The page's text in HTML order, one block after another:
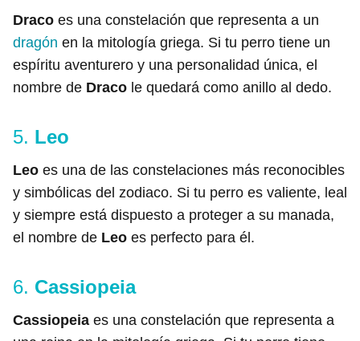
Draco es una constelación que representa a un
dragón en la mitología griega. Si tu perro tiene un
espíritu aventurero y una personalidad única, el
nombre de Draco le quedará como anillo al dedo.
5. Leo
Leo es una de las constelaciones más reconocibles
y simbólicas del zodiaco. Si tu perro es valiente, leal
y siempre está dispuesto a proteger a su manada,
el nombre de Leo es perfecto para él.
6. Cassiopeia
Cassiopeia es una constelación que representa a